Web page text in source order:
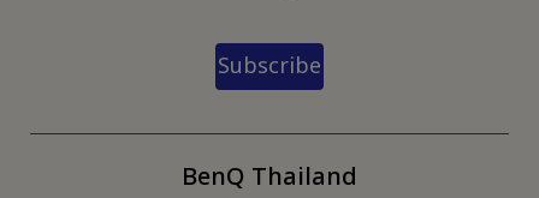
Subscribe
BenQ Thailand